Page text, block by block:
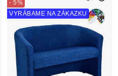
- 5%
VYRÁBAME NA ZÁKAZKU